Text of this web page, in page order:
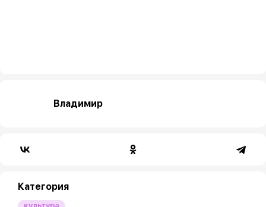
Владимир
Категория